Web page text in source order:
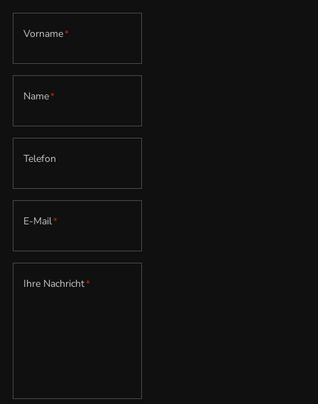
Vorname*
Name*
Telefon
E-Mail*
Ihre Nachricht*